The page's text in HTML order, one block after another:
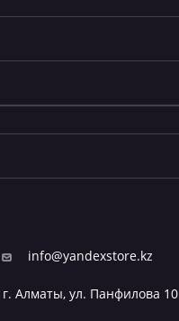
info@yandexstore.kz
г. Алматы, ул. Панфилова 10